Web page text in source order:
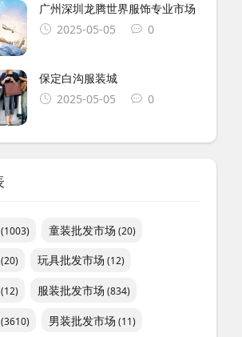
广州深圳龙腾世界服饰专业市场
2025-05-05
0
保定白沟服装城
2025-05-05
0
(1003) 童装批发市场 (20)
(20) 玩具批发市场 (12)
(12) 服装批发市场 (834)
(3610) 男装批发市场 (11)